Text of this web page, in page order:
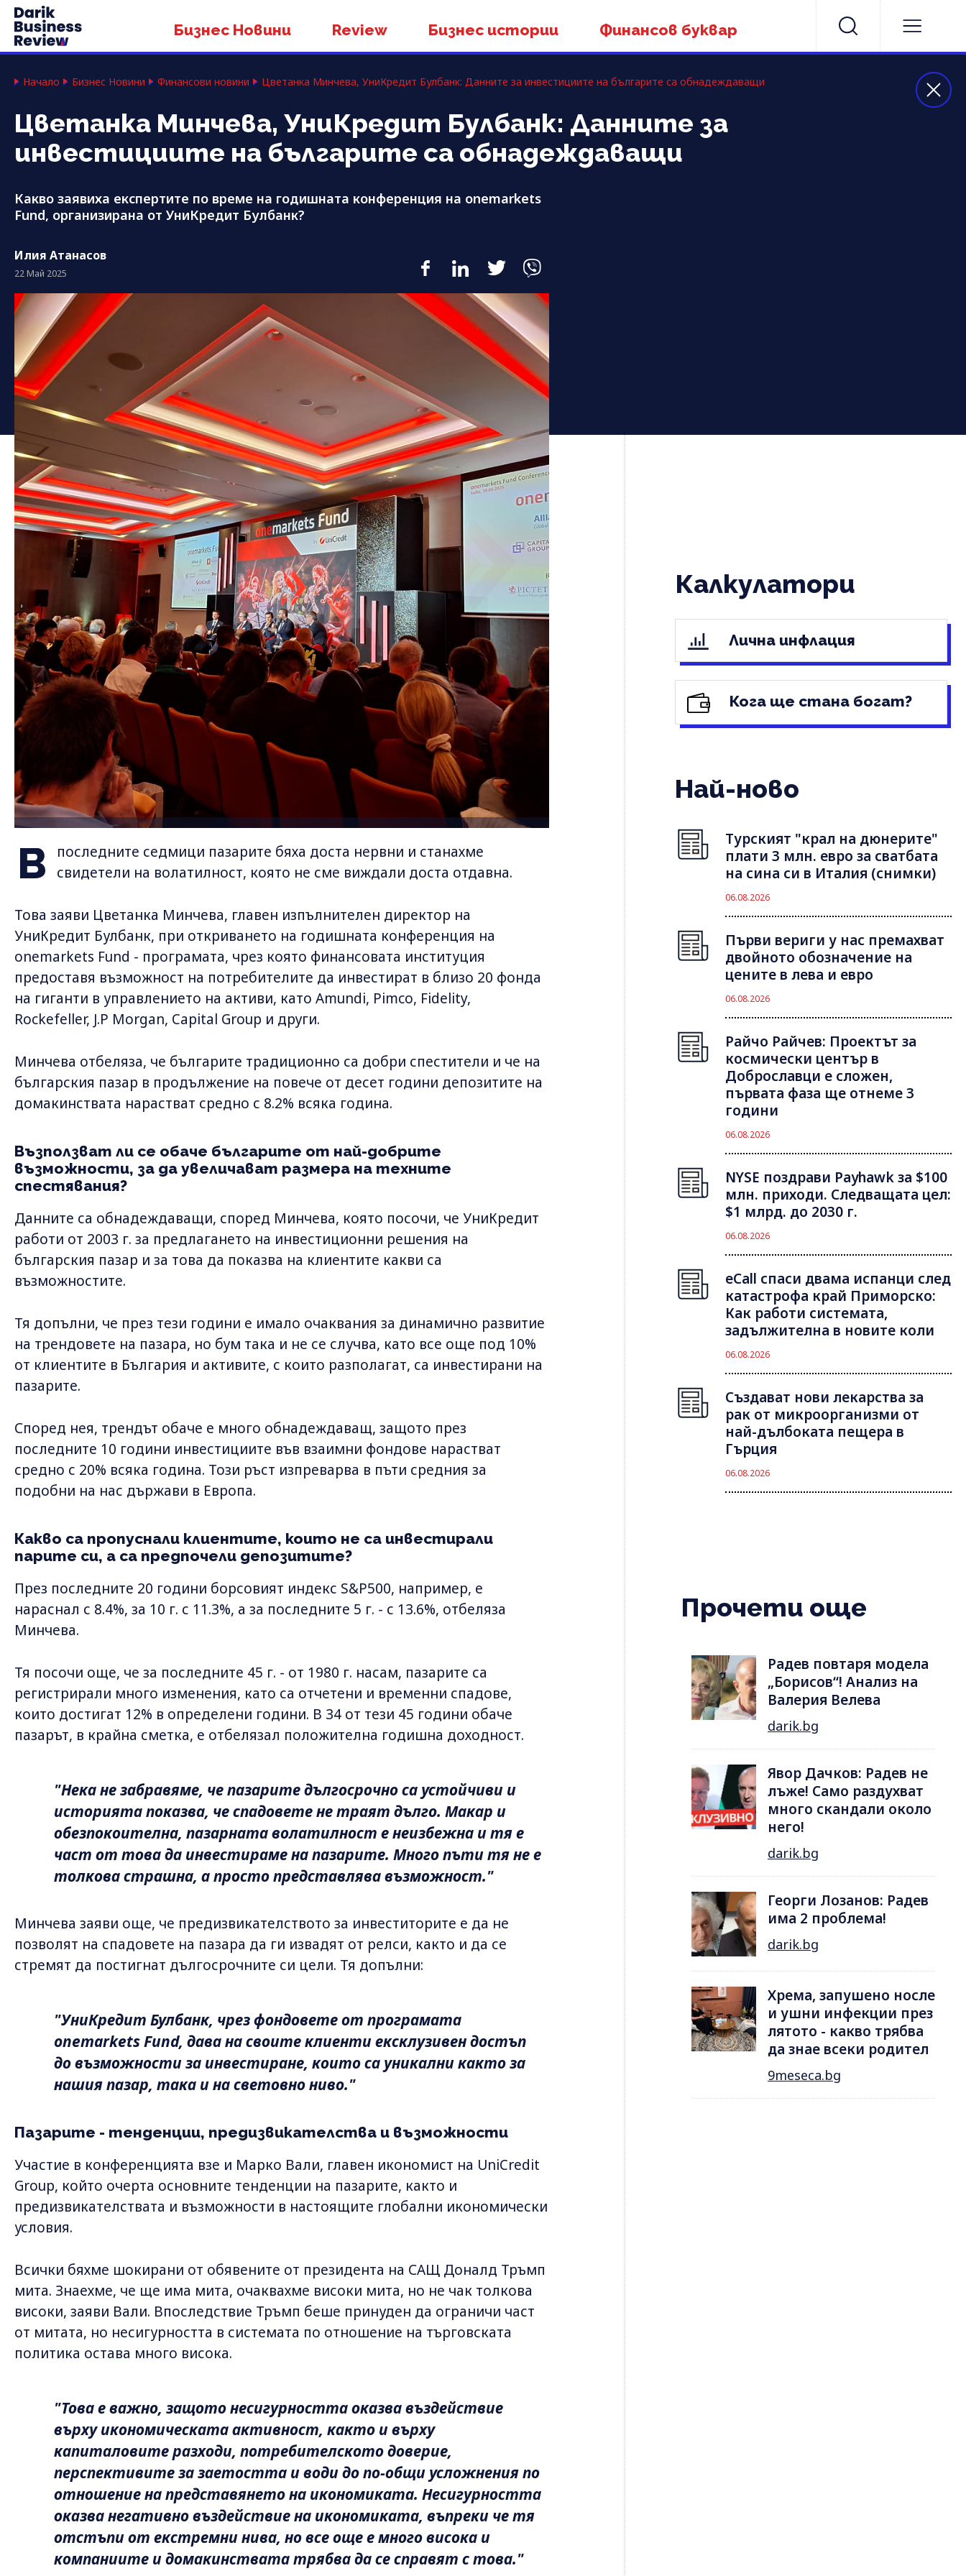
Бизнес Новини Review Бизнес истории Финансов буквар
Начало Бизнес Новини Финансови новини Цветанка Минчева, УниКредит Булбанк: Данните за инвестициите на българите са обнадеждаващи
Цветанка Минчева, УниКредит Булбанк: Данните за
инвестициите на българите са обнадеждаващи
Какво заявиха експертите по време на годишната конференция на onemarkets
Fund, организирана от УниКредит Булбанк?
Илия Атанасов
22 Май 2025
В
последните седмици пазарите бяха доста нервни и станахме
свидетели на волатилност, която не сме виждали доста отдавна.
Това заяви Цветанка Минчева, главен изпълнителен директор на
УниКредит Булбанк, при откриването на годишната конференция на
onemarkets Fund - програмата, чрез която финансовата институция
предоставя възможност на потребителите да инвестират в близо 20 фонда
на гиганти в управлението на активи, като Amundi, Pimco, Fidelity,
Rockefeller, J.P Morgan, Capital Group и други.
Минчева отбеляза, че българите традиционно са добри спестители и че на
българския пазар в продължение на повече от десет години депозитите на
домакинствата нарастват средно с 8.2% всяка година.
Възползват ли се обаче българите от най-добрите
възможности, за да увеличават размера на техните
спестявания?
Данните са обнадеждаващи, според Минчева, която посочи, че УниКредит
работи от 2003 г. за предлагането на инвестиционни решения на
българския пазар и за това да показва на клиентите какви са
възможностите.
Тя допълни, че през тези години е имало очаквания за динамично развитие
на трендовете на пазара, но бум така и не се случва, като все още под 10%
от клиентите в България и активите, с които разполагат, са инвестирани на
пазарите.
Според нея, трендът обаче е много обнадеждаващ, защото през
последните 10 години инвестициите във взаимни фондове нарастват
средно с 20% всяка година. Този ръст изпреварва в пъти средния за
подобни на нас държави в Европа.
Какво са пропуснали клиентите, които не са инвестирали
парите си, а са предпочели депозитите?
През последните 20 години борсовият индекс S&P500, например, е
нараснал с 8.4%, за 10 г. с 11.3%, а за последните 5 г. - с 13.6%, отбеляза
Минчева.
Тя посочи още, че за последните 45 г. - от 1980 г. насам, пазарите са
регистрирали много изменения, като са отчетени и временни спадове,
които достигат 12% в определени години. В 34 от тези 45 години обаче
пазарът, в крайна сметка, е отбелязал положителна годишна доходност.
"Нека не забравяме, че пазарите дългосрочно са устойчиви и
историята показва, че спадовете не траят дълго. Макар и
обезпокоителна, пазарната волатилност е неизбежна и тя е
част от това да инвестираме на пазарите. Много пъти тя не е
толкова страшна, а просто представлява възможност."
Минчева заяви още, че предизвикателството за инвеститорите е да не
позволят на спадовете на пазара да ги извадят от релси, както и да се
стремят да постигнат дългосрочните си цели. Тя допълни:
"УниКредит Булбанк, чрез фондовете от програмата
onemarkets Fund, дава на своите клиенти ексклузивен достъп
до възможности за инвестиране, които са уникални както за
нашия пазар, така и на световно ниво."
Пазарите - тенденции, предизвикателства и възможности
Участие в конференцията взе и Марко Вали, главен икономист на UniCredit
Group, който очерта основните тенденции на пазарите, както и
предизвикателствата и възможности в настоящите глобални икономически
условия.
Всички бяхме шокирани от обявените от президента на САЩ Доналд Тръмп
мита. Знаехме, че ще има мита, очаквахме високи мита, но не чак толкова
високи, заяви Вали. Впоследствие Тръмп беше принуден да ограничи част
от митата, но несигурността в системата по отношение на търговската
политика остава много висока.
"Това е важно, защото несигурността оказва въздействие
върху икономическата активност, както и върху
капиталовите разходи, потребителското доверие,
перспективите за заетостта и води до по-общи усложнения по
отношение на представянето на икономиката. Несигурността
оказва негативно въздействие на икономиката, въпреки че тя
отстъпи от екстремни нива, но все още е много висока и
компаниите и домакинствата трябва да се справят с това."
Калкулатори
Лична инфлация
Кога ще стана богат?
Най-ново
Турският "крал на дюнерите"
плати 3 млн. евро за сватбата
на сина си в Италия (снимки)
06.08.2026
Първи вериги у нас премахват
двойното обозначение на
цените в лева и евро
06.08.2026
Райчо Райчев: Проектът за
космически център в
Доброславци е сложен,
първата фаза ще отнеме 3
години
06.08.2026
NYSE поздрави Payhawk за $100
млн. приходи. Следващата цел:
$1 млрд. до 2030 г.
06.08.2026
eCall спаси двама испанци след
катастрофа край Приморско:
Как работи системата,
задължителна в новите коли
06.08.2026
Създават нови лекарства за
рак от микроорганизми от
най-дълбоката пещера в
Гърция
06.08.2026
Прочети още
Радев повтаря модела
„Борисов“! Анализ на
Валерия Велева
darik.bg
Явор Дачков: Радев не
лъже! Само раздухват
много скандали около
него!
darik.bg
Георги Лозанов: Радев
има 2 проблема!
darik.bg
Хрема, запушено носле
и ушни инфекции през
лятотo - какво трябва
да знае всеки родител
9meseca.bg